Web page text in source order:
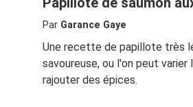
Par Garance Gaye
Une recette de papillote très
savoureuse, ou l'on peut varier
rajouter des épices.